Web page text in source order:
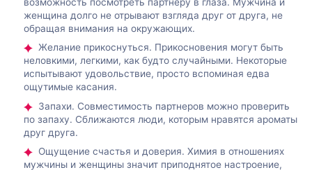
возможность посмотреть партнеру в глаза. Мужчина и
женщина долго не отрывают взгляда друг от друга, не
обращая внимания на окружающих.
Желание прикоснуться. Прикосновения могут быть
неловкими, легкими, как будто случайными. Некоторые
испытывают удовольствие, просто вспоминая едва
ощутимые касания.
Запахи. Совместимость партнеров можно проверить
по запаху. Сближаются люди, которым нравятся ароматы
друг друга.
Ощущение счастья и доверия. Химия в отношениях
мужчины и женщины значит приподнятое настроение,